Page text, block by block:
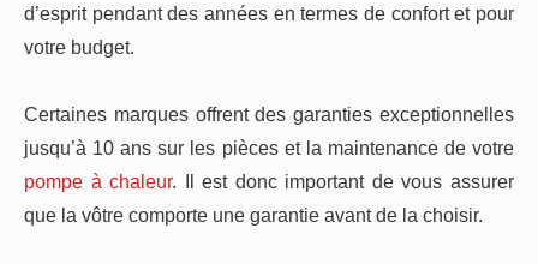
d’esprit pendant des années en termes de confort et pour
votre budget.
Certaines marques offrent des garanties exceptionnelles
jusqu’à 10 ans sur les pièces et la maintenance de votre
pompe à chaleur. Il est donc important de vous assurer
que la vôtre comporte une garantie avant de la choisir.